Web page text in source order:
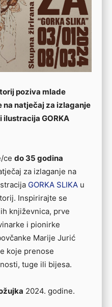
poziva mlade
natječaj za izlaganje
GORKA
ce do 35 godina
za izlaganje na
GORKA SLIKA u
Inspirirajte se
književnica, prve
i pionirke
Marije Jurić
koje prenose
tuge ili bijesa.
2024. godine.